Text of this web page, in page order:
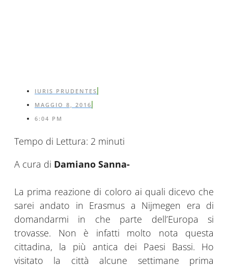
IURIS PRUDENTES
MAGGIO 8, 2016
6:04 PM
Tempo di Lettura: 2 minuti
A cura di Damiano Sanna-
La prima reazione di coloro ai quali dicevo che
sarei andato in Erasmus a Nijmegen era di
domandarmi in che parte dell’Europa si
trovasse. Non è infatti molto nota questa
cittadina, la più antica dei Paesi Bassi. Ho
visitato la città alcune settimane prima